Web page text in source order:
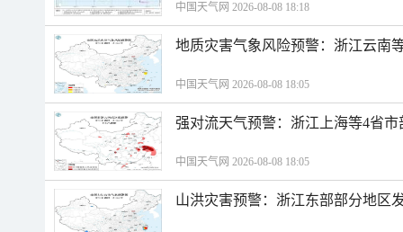
中国天气网 2026-08-08 18:18
地质灾害气象风险预警：浙江云南
中国天气网 2026-08-08 18:05
强对流天气预警：浙江上海等4省
中国天气网 2026-08-08 18:05
山洪灾害预警：浙江东部部分地区